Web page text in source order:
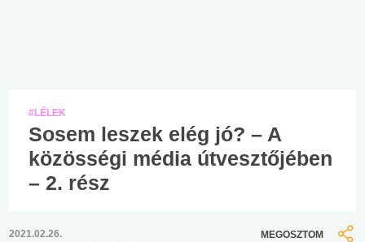
#LÉLEK
Sosem leszek elég jó? – A
közösségi média útvesztőjében
– 2. rész
2021.02.26.
MEGOSZTOM